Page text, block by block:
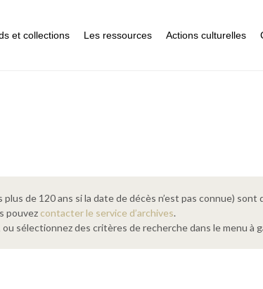
et collections Les ressources Actions culturelles
de 120 ans si la date de décès n’est pas connue) sont
pouvez contacter le service d’archives.
sélectionnez des critères de recherche dans le menu à